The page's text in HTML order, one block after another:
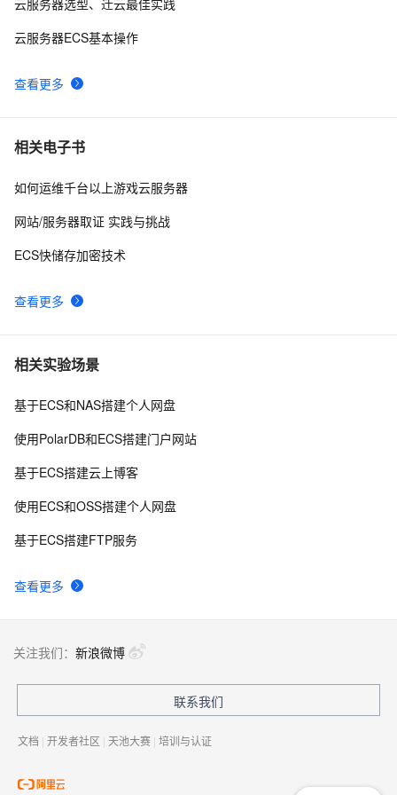
查看更多
云服务器选型、迁云最佳实践
云服务器ECS基本操作
相关电子书
查看更多
如何运维千台以上游戏云服务器
网站/服务器取证 实践与挑战
ECS快储存加密技术
相关实验场景
查看更多
基于ECS和NAS搭建个人网盘
使用PolarDB和ECS搭建门户网站
基于ECS搭建云上博客
使用ECS和OSS搭建个人网盘
基于ECS搭建FTP服务
关注我们： 新浪微博
联系我们
文档 | 开发者社区 | 天池大赛 | 培训与认证